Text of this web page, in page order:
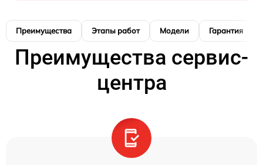
Преимущества Этапы работ Модели Гарантия
Преимущества сервис-
центра